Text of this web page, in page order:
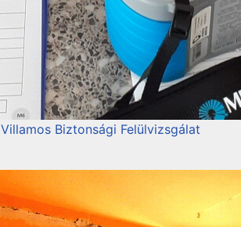
Villamos Biztonsági Felülvizsgálat